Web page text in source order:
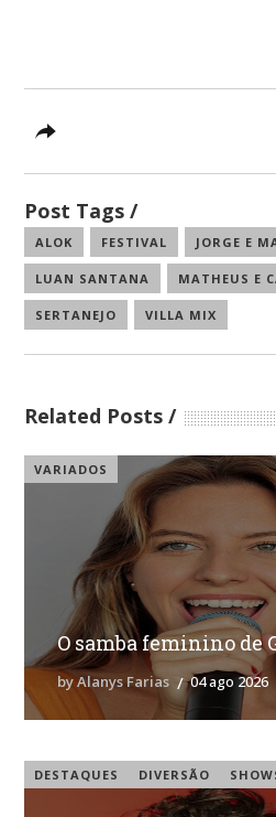
Post Tags
ALOK FESTIVAL JORGE E
LUAN SANTANA MATHEUS E
SERTANEJO VILLA MIX
Related Posts
VARIADOS
O samba feminino de
by Alanys Farias 04 ago 2026
DESTAQUES DIVERSÃO